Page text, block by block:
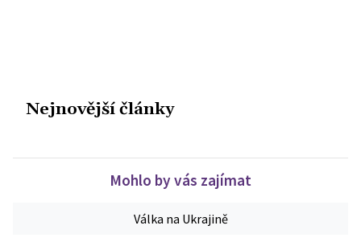
Nejnovější články
Mohlo by vás zajímat
Válka na Ukrajině